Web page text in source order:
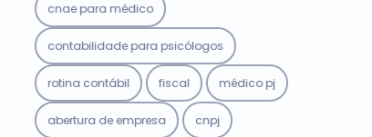
cnae para médico
contabilidade para psicólogos
rotina contábil fiscal médico pj
abertura de empresa cnpj